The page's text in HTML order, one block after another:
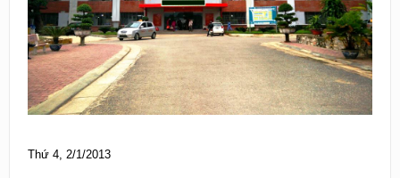
Thứ 4, 2/1/2013